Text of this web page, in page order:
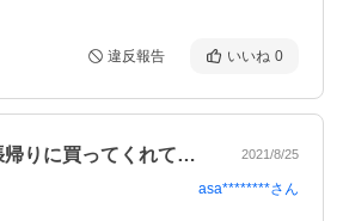
違反報告 いいね 0
以前、主人が出張帰りに買ってくれてすご… 2021/8/25
asa********さん